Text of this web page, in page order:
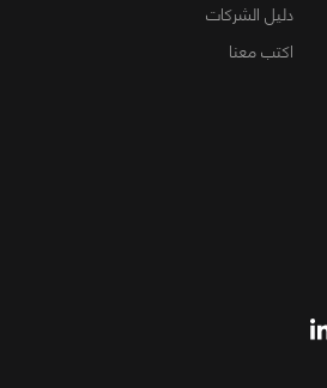
دليل الشركات
اكتب معنا